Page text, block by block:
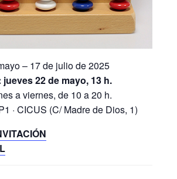
– 17 de julio de 2025
22 de mayo, 13 h.
a viernes, de 10 a 20 h.
· CICUS (C/ Madre de Dios, 1)